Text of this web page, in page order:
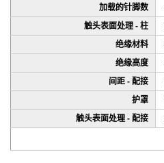
加载的针脚数
触头表面处理 - 柱
绝缘材料
绝缘高度
间距 - 配接
护罩
触头表面处理 - 配接